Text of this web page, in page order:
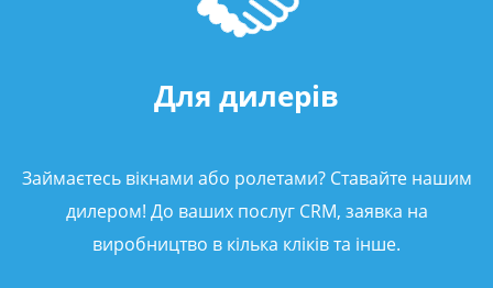
Для дилерів
Займаєтесь вікнами або ролетами? Ставайте нашим
дилером! До ваших послуг CRM, заявка на
виробництво в кілька кліків та інше.